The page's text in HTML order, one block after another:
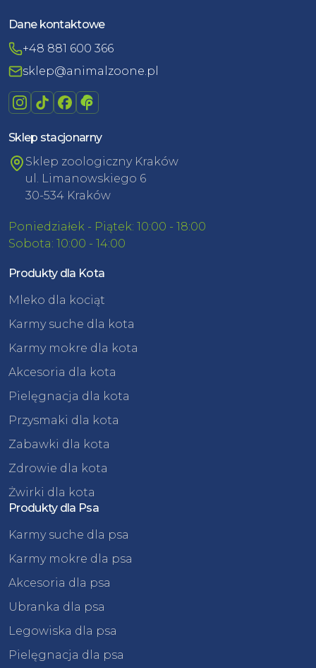
Dane kontaktowe
+48 881 600 366
sklep@animalzoone.pl
Sklep stacjonarny
Sklep zoologiczny Kraków
ul. Limanowskiego 6
30-534 Kraków
Poniedziałek - Piątek: 10:00 - 18:00
Sobota: 10:00 - 14:00
Produkty dla Kota
Mleko dla kociąt
Karmy suche dla kota
Karmy mokre dla kota
Akcesoria dla kota
Pielęgnacja dla kota
Przysmaki dla kota
Zabawki dla kota
Zdrowie dla kota
Żwirki dla kota
Produkty dla Psa
Karmy suche dla psa
Karmy mokre dla psa
Akcesoria dla psa
Ubranka dla psa
Legowiska dla psa
Pielęgnacja dla psa